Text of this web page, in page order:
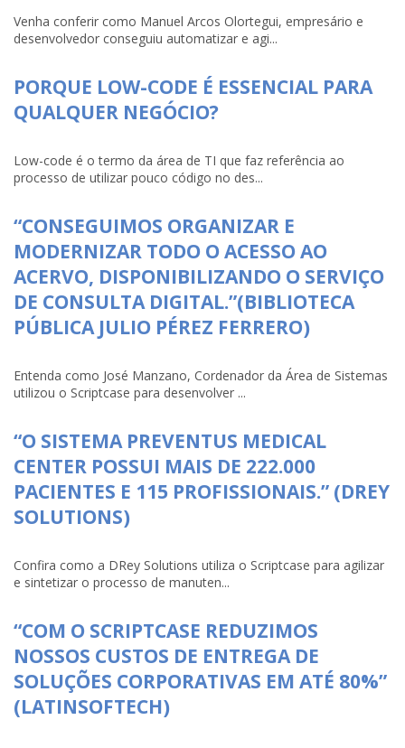
Venha conferir como Manuel Arcos Olortegui, empresário e
desenvolvedor conseguiu automatizar e agi...
PORQUE LOW-CODE É ESSENCIAL PARA
QUALQUER NEGÓCIO?
Low-code é o termo da área de TI que faz referência ao
processo de utilizar pouco código no des...
“CONSEGUIMOS ORGANIZAR E
MODERNIZAR TODO O ACESSO AO
ACERVO, DISPONIBILIZANDO O SERVIÇO
DE CONSULTA DIGITAL.”(BIBLIOTECA
PÚBLICA JULIO PÉREZ FERRERO)
Entenda como José Manzano, Cordenador da Área de Sistemas
utilizou o Scriptcase para desenvolver ...
“O SISTEMA PREVENTUS MEDICAL
CENTER POSSUI MAIS DE 222.000
PACIENTES E 115 PROFISSIONAIS.” (DREY
SOLUTIONS)
Confira como a DRey Solutions utiliza o Scriptcase para agilizar
e sintetizar o processo de manuten...
“COM O SCRIPTCASE REDUZIMOS
NOSSOS CUSTOS DE ENTREGA DE
SOLUÇÕES CORPORATIVAS EM ATÉ 80%”
(LATINSOFTECH)